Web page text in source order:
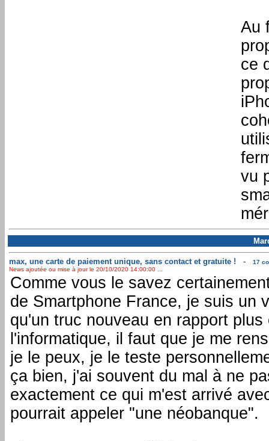
Au
ce
vu
max, une carte de paiement unique, sans contact et gratuite ! -
17
News ajoutée ou mise à jour le 20/10/2020 14:00:00 ...
Comme vous le savez
de Smartphone France, je suis un
qu'un truc nouveau en rapport
l'informatique, il faut que je me
je le peux, je le teste
ça bien, j'ai souvent du mal à ne
exactement ce qui m'est arrivé
pourrait appeler "une néobanque".